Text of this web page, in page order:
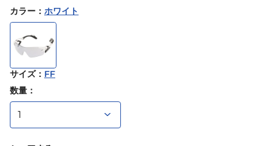
カラー ： ホワイト
サイズ： FF
数量：